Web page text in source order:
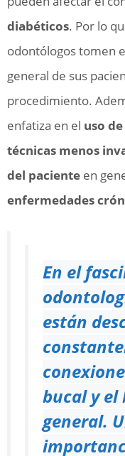
diabéticos. Por lo
odontólogos tomen
general de sus
procedimiento.
enfatiza en el uso
técnicas menos
del paciente en
enfermedades
En el
están
bucal y el
general.